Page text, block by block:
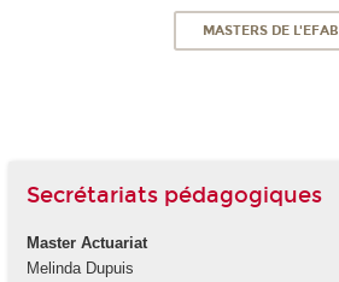
MASTERS DE L'EFAB
Secrétariats pédagogiques
Master Actuariat
Melinda Dupuis